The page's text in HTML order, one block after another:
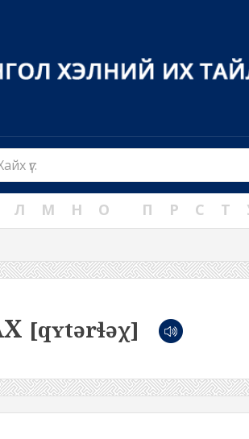
Dropdown
Л М Н О П Р С Т
[qʏtərɬəχ]